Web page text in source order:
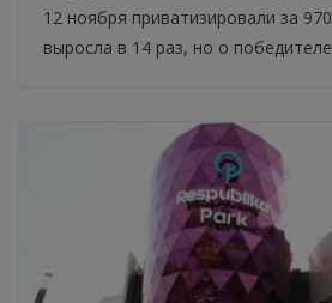
12 ноября приватизировали за
выросла в 14 раз, но о победителе